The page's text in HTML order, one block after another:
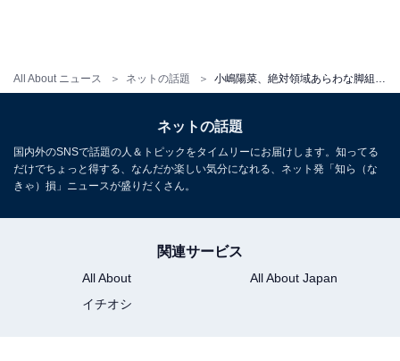
All About ニュース ネットの話題
ネットの話題
国内外のSNSで話題の人＆トピックをタイムリーにお届けします。知ってる
だけでちょっと得する、なんだか楽しい気分になれる、ネット発「知ら（な
きゃ）損」ニュースが盛りだくさん。
関連サービス
All About
All About Japan
イチオシ